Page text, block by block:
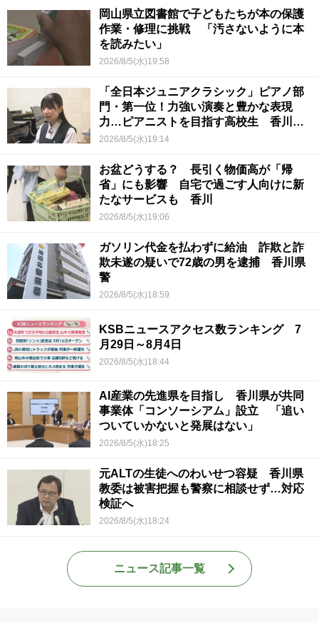
岡山県立図書館で子どもたちが本の保護
作業・修理に挑戦 「汚さないように本
を読みたい」
2026/8/5(水)19:58
「全日本ジュニアクラシック」ピアノ部
門・第一位！力強い演奏と豊かな表現
力…ピアニストを目指す高校生 香川
【青春のキセキ】
2026/8/5(水)19:14
お盆どうする？ 長引く物価高が「帰
省」にも影響 自宅で過ごす人向けに新
たなサービスも 香川
2026/8/5(水)19:06
ガソリン代金を払わずに給油 詐欺と詐
欺未遂の疑いで72歳の男を逮捕 香川県
警
2026/8/5(水)18:59
KSBニュースアクセス数ランキング 7
月29日～8月4日
2026/8/5(水)18:44
AI産業の先進県を目指し 香川県が共同
事業体「コンソーシアム」設立 「追い
ついていかないと発展はない」
2026/8/5(水)18:25
元ALTの生徒へのわいせつ容疑 香川県
教委は被害把握も警察に相談せず…対応
検証へ
2026/8/5(水)18:24
ニュース記事一覧